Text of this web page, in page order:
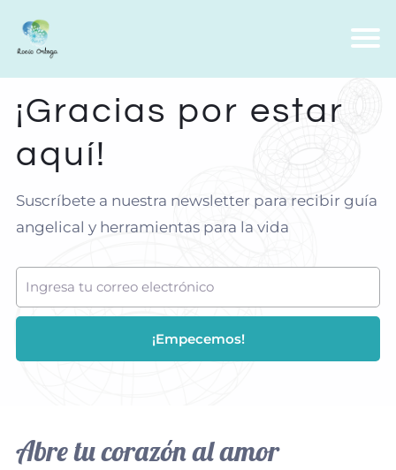
¡Gracias por estar
aquí!
Suscríbete a nuestra newsletter para recibir guía
angelical y herramientas para la vida
¡Empecemos!
Abre tu corazón al amor